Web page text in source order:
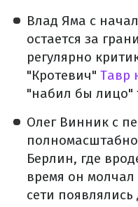
Влад Яма с
остается за
регулярно
"Кротевич" Тавр
"набил бы лицо"
Олег Винник с
Берлин, где
время он молчал
сети